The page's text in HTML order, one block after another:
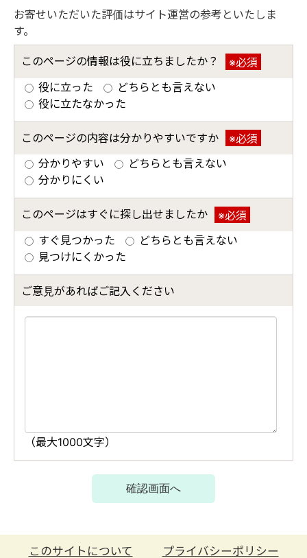
お寄せいただいた評価はサイト運営の参考といたしま
す。
このサイトについて プライバシーポリシー